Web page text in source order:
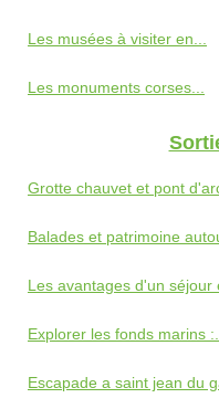
Les musées à visiter en...
Les monuments corses...
Grotte chauvet et pont
Balades et patrimoine
Les avantages d'un séjour
Explorer les fonds marins :...
Escapade a saint jean du